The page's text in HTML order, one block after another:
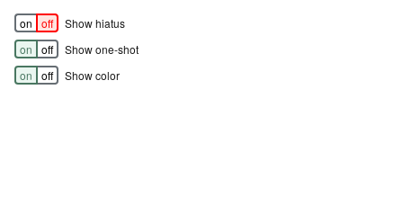
on off
Show hiatus
on
off
Show one-shot
on
off Show color